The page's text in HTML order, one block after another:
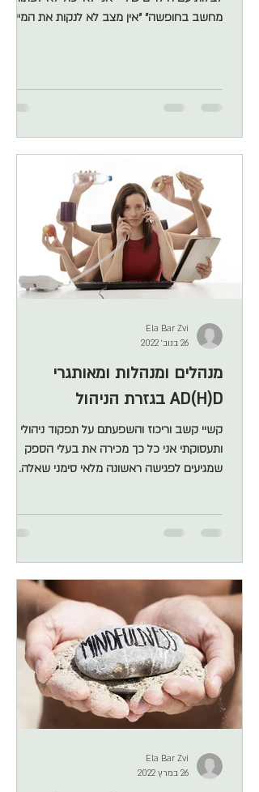
מחשב בחופשה״ ״אין מצב לא לנקות את המייל
בחוסר האיזון. לפני שאתם מאשימים את הארגון,
איזון? כמעט ב 100% מהמקרים שליוויתי שמעתי
תלונות על הארגון אבל אז כשהתחלנו בצעדים
קטנים של שינוי תפיסות והרגלים ראינו שהארגון
עם זה בשלום והמלחמה נמצ
מנהלים ומנהלות ומאותגרי
AD(H)D בגזרת הניהול
קשיי קשב וריכוז והשפעתם על תפקוד ניהולי
ותעסוקתי אני כל כך מכירה את בעלי הספק
שמגיעים לפגישה ראשונה מלאי סימני שאלה.
מהסימפטומים. אז כל בעלי הקשב והריכוז, אלו
שאובחנו ואלו שלא, אני רוצה לומר לכם משהו
קטנטן: "לא מאיימים על יונה עם עלה של זית".
התמודדות אישית עם ADHD – מבט מבפנים גם
אני נמצאת שם איפשהו על הספקטרום וגם
Ela Bar Zvi
26 בנוב׳ 2022
Ela Bar Zvi
26 במרץ 2022